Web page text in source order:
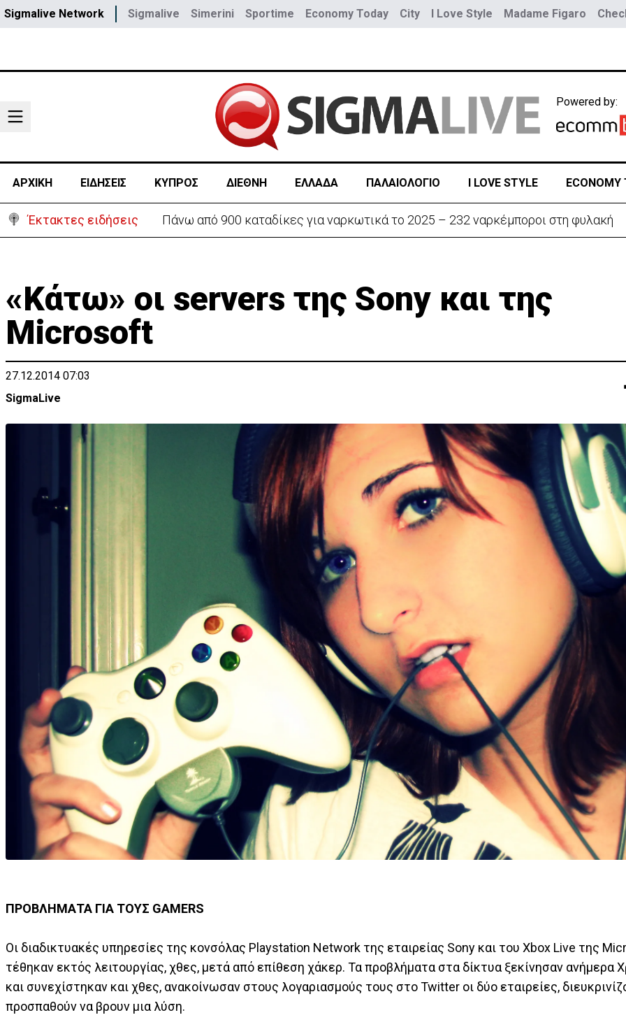
Sigmalive Network Sigmalive Simerini Sportime Economy Today City I Love Style Madame Figaro
Powered by:
ΑΡΧΙΚΗ ΕΙΔΗΣΕΙΣ ΚΥΠΡΟΣ ΔΙΕΘΝΗ ΕΛΛΑΔΑ ΠΑΛΑΙΟΛΟΓΙΟ I LOVE STYLE ECONOMY
Έκτακτες ειδήσεις Θέλει να ξαναζωντανέψει την «Corner» o Προύντζος - «Πληγώνει τις αναμνήσεις»
«Kάτω» οι servers της Sony και της
Microsoft
27.12.2014 07:03
SigmaLive
ΠΡΟΒΛΗΜΑΤΑ ΓΙΑ ΤΟΥΣ GAMERS
Οι διαδικτυακές υπηρεσίες της κονσόλας Playstation Network της εταιρείας Sony και του Xbox Live της
τέθηκαν εκτός λειτουργίας, χθες, μετά από επίθεση χάκερ. Τα προβλήματα στα δίκτυα ξεκίνησαν ανήμερα
και συνεχίστηκαν και χθες, ανακοίνωσαν στους λογαριασμούς τους στο Twitter οι δύο εταιρείες,
προσπαθούν να βρουν μια λύση.